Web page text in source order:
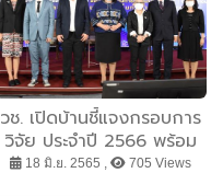
วช. เปิดบ้านชี้แจงกรอบการ
วิจัย ประจำปี 2566 พร้อม
แถลงผลสำเร็จ การพัฒนา
18 มิ.ย. 2565 , 705 Views